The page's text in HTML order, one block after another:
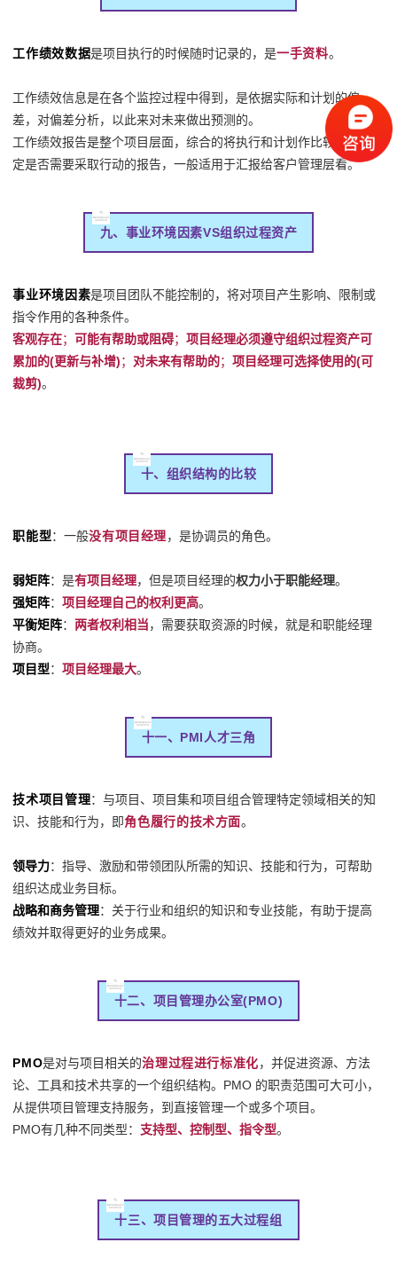
工作绩效数据是项目执行的时候随时记录的，是一手资料。
工作绩效信息是在各个监控过程中得到，是依据实际和计划的偏
差，对偏差分析，以此来对未来做出预测的。
工作绩效报告是整个项目层面，综合的将执行和计划作比较，来确
定是否需要采取行动的报告，一般适用于汇报给客户管理层看。
九、事业环境因素VS组织过程资产
事业环境因素是项目团队不能控制的，将对项目产生影响、限制或
指令作用的各种条件。
客观存在；可能有帮助或阻碍；项目经理必须遵守组织过程资产可
累加的(更新与补增)； 对未来有帮助的；项目经理可选择使用的(可
裁剪)。
十、组织结构的比较
职能型：一般没有项目经理，是协调员的角色。
弱矩阵：是有项目经理，但是项目经理的权力小于职能经理。
强矩阵：项目经理自己的权利更高。
平衡矩阵：两者权利相当，需要获取资源的时候，就是和职能经理
协商。
项目型：项目经理最大。
十一、PMI人才三角
技术项目管理：与项目、项目集和项目组合管理特定领域相关的知
识、技能和行为，即角色履行的技术方面。
领导力：指导、激励和带领团队所需的知识、技能和行为，可帮助
组织达成业务目标。
战略和商务管理：关于行业和组织的知识和专业技能，有助于提高
绩效并取得更好的业务成果。
十二、项目管理办公室(PMO)
PMO是对与项目相关的治理过程进行标准化，并促进资源、方法
论、工具和技术共享的一个组织结构。PMO 的职责范围可大可小，
从提供项目管理支持服务，到直接管理一个或多个项目。
PMO有几种不同类型： 支持型、控制型、指令型。
十三、项目管理的五大过程组